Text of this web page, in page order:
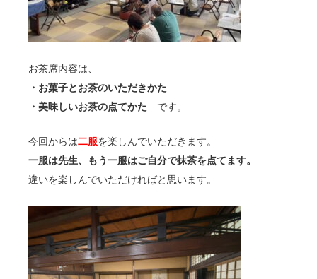
お茶席内容は、
・お菓子とお茶のいただきかた
・美味しいお茶の点てかた です。
今回からは二服を楽しんでいただきます。
一服は先生、もう一服はご自分で抹茶を点てます。
違いを楽しんでいただければと思います。